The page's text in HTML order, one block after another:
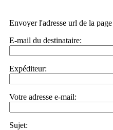
Envoyer l'adresse url de la
E-mail du destinataire:
Expéditeur:
Votre adresse e-mail:
Sujet: